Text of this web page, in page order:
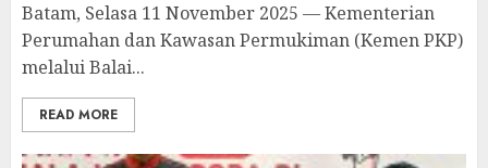
Batam, Selasa 11 November 2025 — Kementerian
Perumahan dan Kawasan Permukiman (Kemen PKP)
melalui Balai...
READ MORE